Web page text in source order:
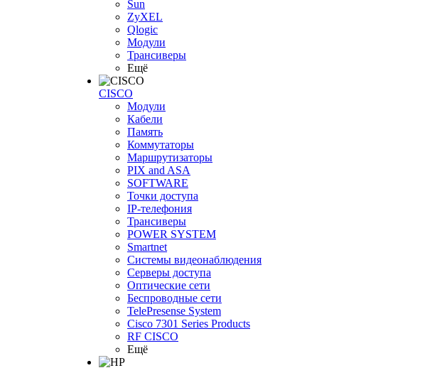
Sun
ZyXEL
Qlogic
Модули
Трансиверы
Ещё
CISCO
Модули
Кабели
Память
Коммутаторы
Маршрутизаторы
PIX and ASA
SOFTWARE
Точки доступа
IP-телефония
Трансиверы
POWER SYSTEM
Smartnet
Системы видеонаблюдения
Серверы доступа
Оптические сети
Беспроводные сети
TelePresense System
Cisco 7301 Series Products
RF CISCO
Ещё